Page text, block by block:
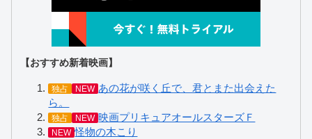
【おすすめ新着映画】
独占 NEW あの花が咲く丘で、君とまた出会えた
ら。
独占 NEW 映画プリキュアオールスターズＦ
NEW 怪物の木こり